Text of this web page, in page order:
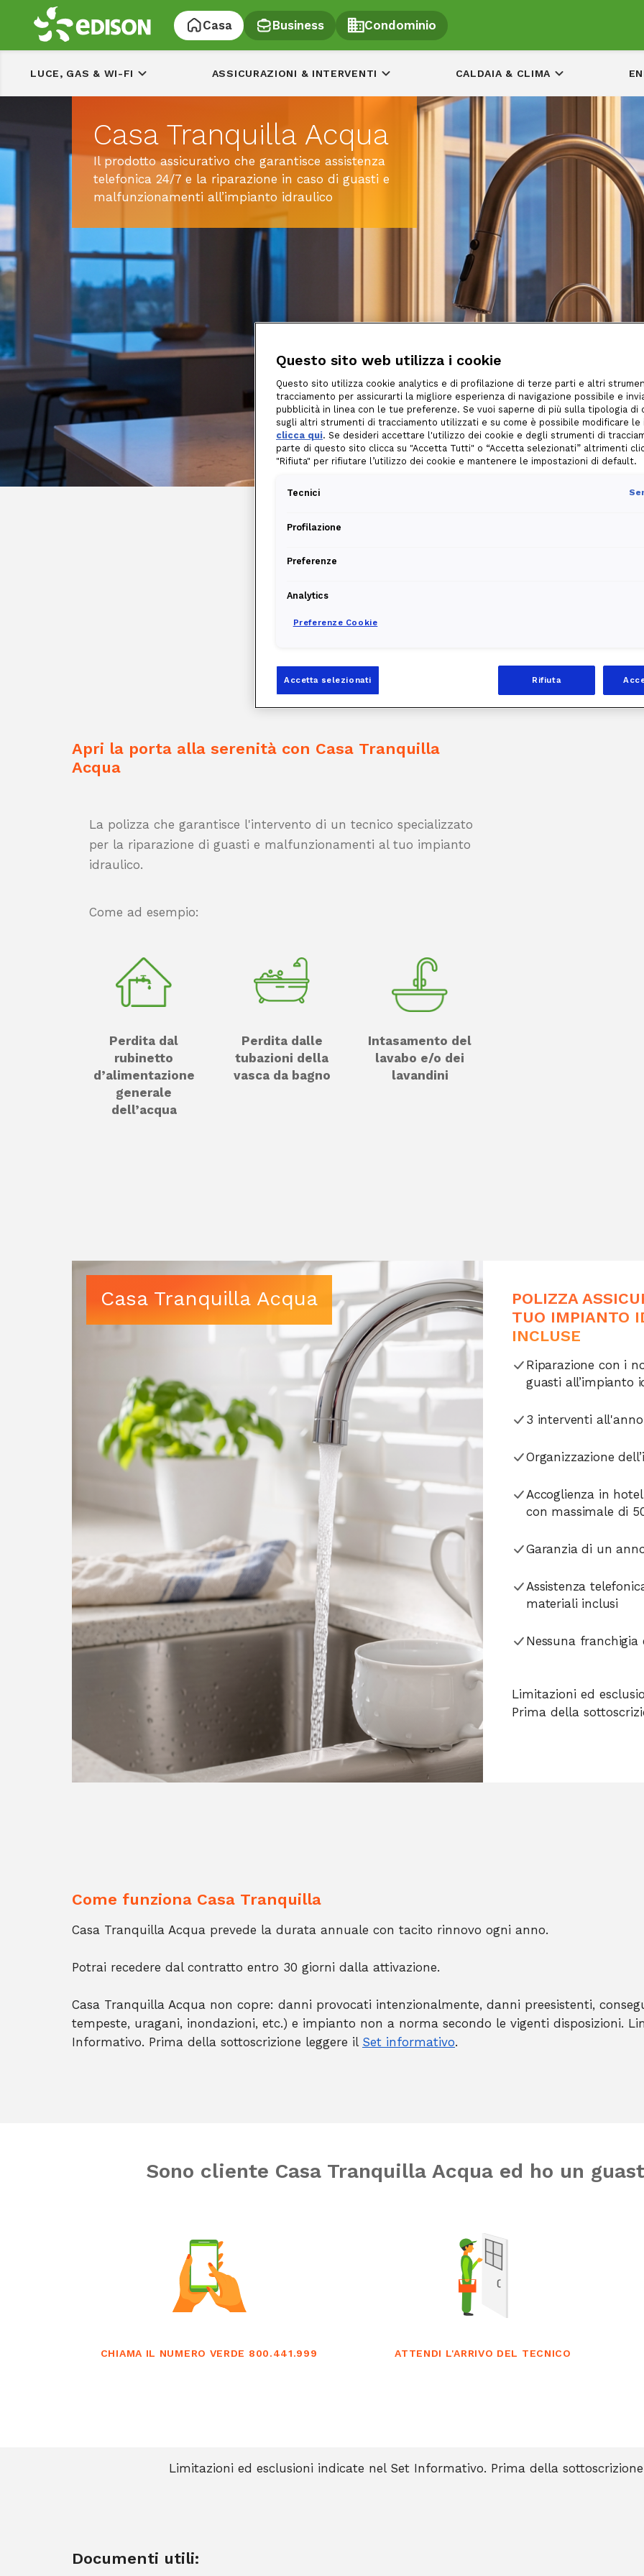
Casa Business Condominio
LUCE, GAS & WI-FI ASSICURAZIONI & INTERVENTI CALDAIA & CLIMA
Casa Tranquilla Acqua
Il prodotto assicurativo che garantisce assistenza
telefonica 24/7 e la riparazione in caso di guasti e
malfunzionamenti all’impianto idraulico
Apri la porta alla serenità con Casa Tranquilla
Acqua
La polizza che garantisce l'intervento di un tecnico specializzato
per la riparazione di guasti e malfunzionamenti al tuo impianto
idraulico.
Come ad esempio:
Perdita dal
rubinetto
d’alimentazione
generale
dell’acqua
Perdita dalle
tubazioni della
vasca da bagno
Intasamento del
lavabo e/o dei
lavandini
Casa Tranquilla Acqua
POLIZZA
TUO IMPIANTO
INCLUSE
Riparazione con i
guasti all’impianto
3 interventi
Organizzazione
Accoglienza in
con massimale di
Garanzia di un
Assistenza
materiali inclusi
Nessuna franchigia
Limitazioni ed
Prima della
Come funziona Casa Tranquilla
Casa Tranquilla Acqua prevede la durata annuale con tacito rinnovo ogni anno.
Potrai recedere dal contratto entro 30 giorni dalla attivazione.
Casa Tranquilla Acqua non copre: danni provocati intenzionalmente, danni preesistenti,
tempeste, uragani, inondazioni, etc.) e impianto non a norma secondo le vigenti disposizioni.
Informativo. Prima della sottoscrizione leggere il Set informativo.
Sono cliente Casa Tranquilla Acqua ed ho un
CHIAMA IL NUMERO VERDE 800.441.999 ATTENDI L'ARRIVO DEL TECNICO
Limitazioni ed esclusioni indicate nel Set Informativo. Prima della
Documenti utili:
Questo sito web utilizza i cookie
Questo sito utilizza cookie analytics e di profilazione di terze parti e altri
tracciamento per assicurarti la migliore esperienza di navigazione possibile e
pubblicità in linea con le tue preferenze. Se vuoi saperne di più sulla tipologia di
sugli altri strumenti di tracciamento utilizzati e su come è possibile modificare le
clicca qui. Se desideri accettare l'utilizzo dei cookie e degli strumenti di
parte di questo sito clicca su "Accetta Tutti" o “Accetta selezionati” altrimenti
"Rifiuta" per rifiutare l’utilizzo dei cookie e mantenere le impostazioni di default.
Tecnici
Profilazione
Preferenze
Analytics
Preferenze Cookie
Accetta selezionati Rifiuta